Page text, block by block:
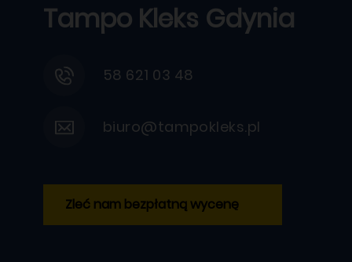
Tampo Kleks Gdynia
58 621 03 48
biuro@tampokleks.pl
Zleć nam bezpłatną wycenę